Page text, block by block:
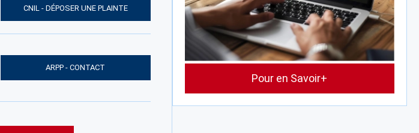
CNIL - DÉPOSER UNE PLAINTE
ARPP - CONTACT
Pour en Savoir+